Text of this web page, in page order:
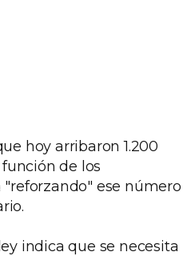
hoy arribaron 1.200
de los
ese número
indica que se necesita